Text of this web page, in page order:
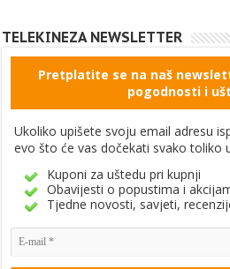
TELEKINEZA NEWSLETTER
Pretplatite se na naš
pogodnosti i
Ukoliko upišete svoju email adresu
evo što će vas dočekati svako toliko
Kuponi za uštedu pri kupnji
Obavijesti o popustima i
Tjedne novosti, savjeti,